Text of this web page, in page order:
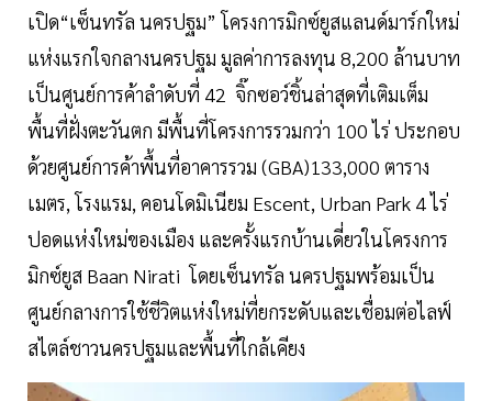
เปิด“เซ็นทรัล นครปฐม” โครงการมิกซ์ยูสแลนด์มาร์กใหม่
แห่งแรกใจกลางนครปฐม มูลค่าการลงทุน 8,200 ล้านบาท
เป็นศูนย์การค้าลำดับที่ 42 จิ๊กซอว์ชิ้นล่าสุดที่เติมเต็ม
พื้นที่ฝั่งตะวันตก มีพื้นที่โครงการรวมกว่า 100 ไร่ ประกอบ
ด้วยศูนย์การค้าพื้นที่อาคารรวม (GBA)133,000 ตาราง
เมตร, โรงแรม, คอนโดมิเนียม Escent, Urban Park 4 ไร่
ปอดแห่งใหม่ของเมือง และครั้งแรกบ้านเดี่ยวในโครงการ
มิกซ์ยูส Baan Nirati โดยเซ็นทรัล นครปฐมพร้อมเป็น
ศูนย์กลางการใช้ชีวิตแห่งใหม่ที่ยกระดับและเชื่อมต่อไลฟ์
สไตล์ชาวนครปฐมและพื้นที่ใกล้เคียง